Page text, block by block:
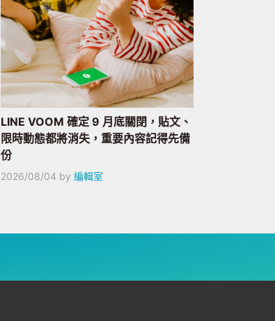
LINE VOOM 確定 9 月底關閉，貼文、
限時動態都將消失，重要內容記得先備
份
2026/08/04 by 編輯室